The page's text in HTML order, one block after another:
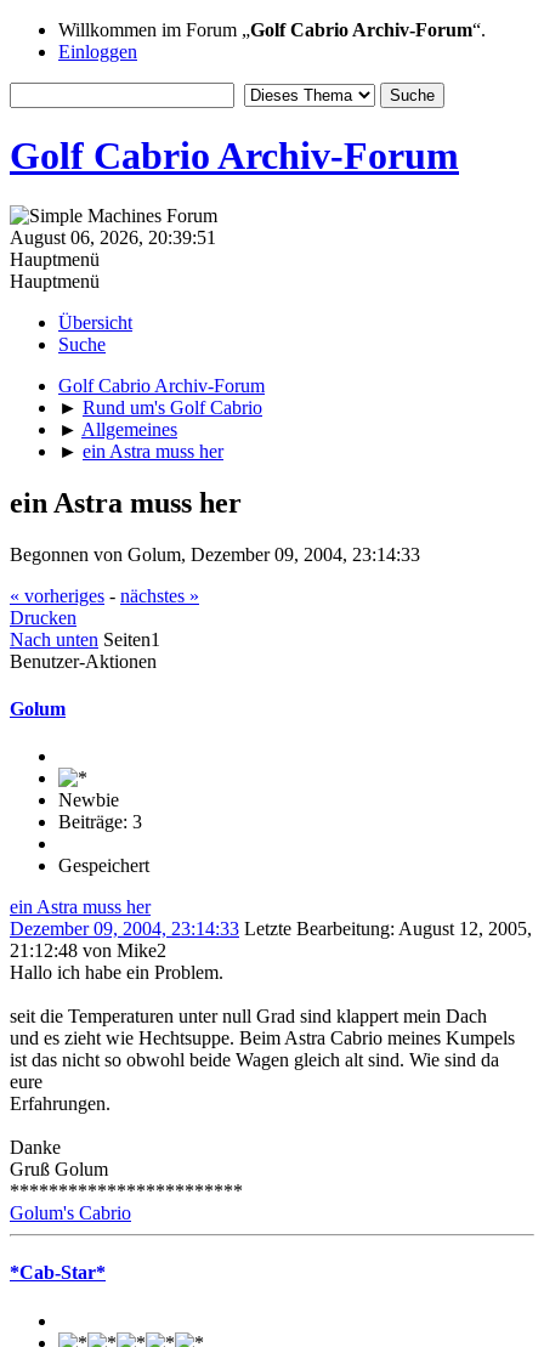
Willkommen im Forum „Golf Cabrio Archiv-Forum“.
Einloggen
Golf Cabrio Archiv-Forum
August 06, 2026, 20:39:51
Hauptmenü
Hauptmenü
Übersicht
Suche
Golf Cabrio Archiv-Forum
► Rund um's Golf Cabrio
► Allgemeines
► ein Astra muss her
ein Astra muss her
Begonnen von Golum, Dezember 09, 2004, 23:14:33
« vorheriges - nächstes »
Drucken
Nach unten Seiten1
Benutzer-Aktionen
Golum
Newbie
Beiträge: 3
Gespeichert
ein Astra muss her
Dezember 09, 2004, 23:14:33 Letzte Bearbeitung: August 12, 2005,
21:12:48 von Mike2
Hallo ich habe ein Problem.
seit die Temperaturen unter null Grad sind klappert mein Dach
und es zieht wie Hechtsuppe. Beim Astra Cabrio meines Kumpels
ist das nicht so obwohl beide Wagen gleich alt sind. Wie sind da
eure
Erfahrungen.
Danke
Gruß Golum
************************
Golum's Cabrio
*Cab-Star*